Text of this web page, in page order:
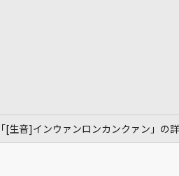
「[生音]インウァンロンカンクァン」の